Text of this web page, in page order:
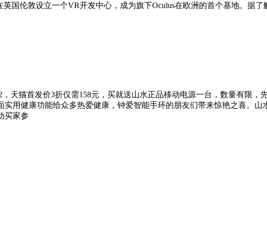
国伦敦设立一个VR开发中心，成为旗下Oculus在欧洲的首个基地。据
天猫首发价3折仅需158元，买就送山水正品移动电源一台，数量有限，
用健康功能给众多热爱健康，钟爱智能手环的朋友们带来惊艳之喜。山
买家参